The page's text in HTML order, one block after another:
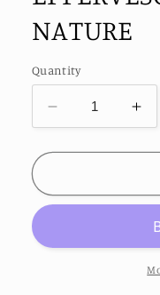
NATURE
Quantity
Decrease
quantity
for
DAME
for